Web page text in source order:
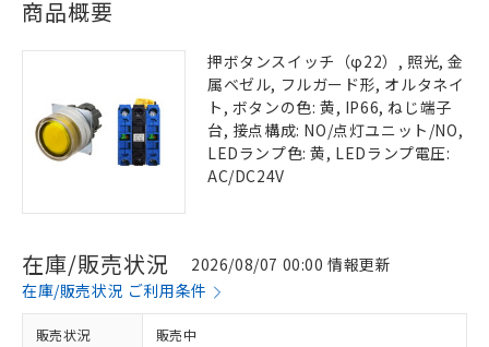
商品概要
押ボタンスイッチ（φ22）, 照光, 金
属ベゼル, フルガード形, オルタネイ
ト, ボタンの色: 黄, IP66, ねじ端子
台, 接点構成: NO/点灯ユニット/NO,
LEDランプ色: 黄, LEDランプ電圧:
AC/DC24V
在庫/販売状況
2026/08/07 00:00 情報更新
在庫/販売状況 ご利用条件
販売状況 販売中